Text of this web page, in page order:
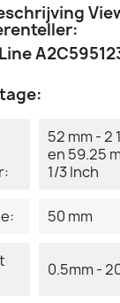
52 mm - 2
en 59.25
1/3 Inch
50 mm
0.5mm -